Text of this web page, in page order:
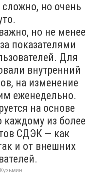
но очень
но не менее
показателями
Для
внутренний
на изменение
еженедельно.
на основе
каждому из более
СДЭК — как
и от внешних